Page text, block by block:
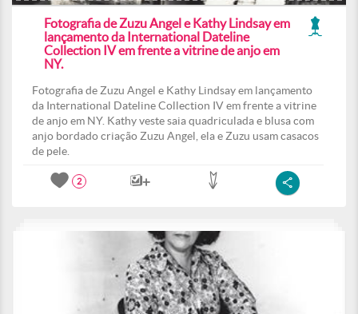
Fotografia de Zuzu Angel e Kathy Lindsay em
lançamento da International Dateline
Collection IV em frente a vitrine de anjo em
NY.
Fotografia de Zuzu Angel e Kathy Lindsay em lançamento
da International Dateline Collection IV em frente a vitrine
de anjo em NY. Kathy veste saia quadriculada e blusa com
anjo bordado criação Zuzu Angel, ela e Zuzu usam casacos
de pele.
2